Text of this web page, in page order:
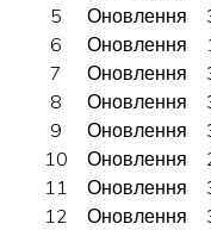
5
Оновлення
6
Оновлення
7
Оновлення
8
Оновлення
9
Оновлення
10
Оновлення
11
Оновлення
12
Оновлення